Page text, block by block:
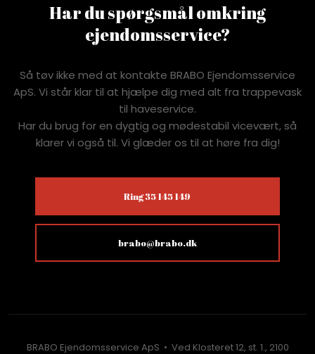
Har du spørgsmål omkring
ejendomsservice?
Så tøv ikke med at kontakte BRABO Ejendomsservice
ApS. Vi står klar til at hjælpe dig med alt fra trappevask
til haveservice.
Har du brug for en dygtig og mødestabil vicevært, så
klarer vi også til. Vi glæder os til at høre fra dig!
Ring 35 145 149
brabo@brabo.dk
BRABO Ejendomsservice ApS • Ved Klosteret 12, st. 1., 2100